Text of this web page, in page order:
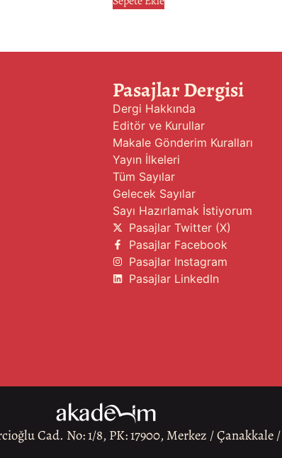
Pasajlar Dergisi
Dergi Hakkında
Editör ve Kurullar
Makale Gönderim Kuralları
Yayın İlkeleri
Tüm Sayılar
Gelecek Sayılar
Sayı Hazırlamak İstiyorum
Pasajlar Twitter (X)
Pasajlar Facebook
Pasajlar Instagram
Pasajlar LinkedIn
Cad. No: 1/8, PK: 17900, Merkez / Çanakkale